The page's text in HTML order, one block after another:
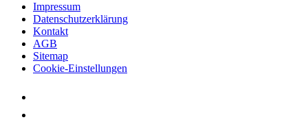
Impressum
Datenschutzerklärung
Kontakt
AGB
Sitemap
Cookie-Einstellungen